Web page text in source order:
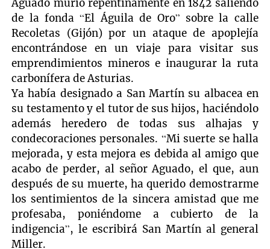
Aguado murió repentinamente en 1842 saliendo
de la fonda “El Águila de Oro” sobre la calle
Recoletas (Gijón) por un ataque de apoplejía
encontrándose en un viaje para visitar sus
emprendimientos mineros e inaugurar la ruta
carbonífera de Asturias.
Ya había designado a San Martín su albacea en
su testamento y el tutor de sus hijos, haciéndolo
además heredero de todas sus alhajas y
condecoraciones personales. “Mi suerte se halla
mejorada, y esta mejora es debida al amigo que
acabo de perder, al señor Aguado, el que, aun
después de su muerte, ha querido demostrarme
los sentimientos de la sincera amistad que me
profesaba, poniéndome a cubierto de la
indigencia”, le escribirá San Martín al general
Miller.